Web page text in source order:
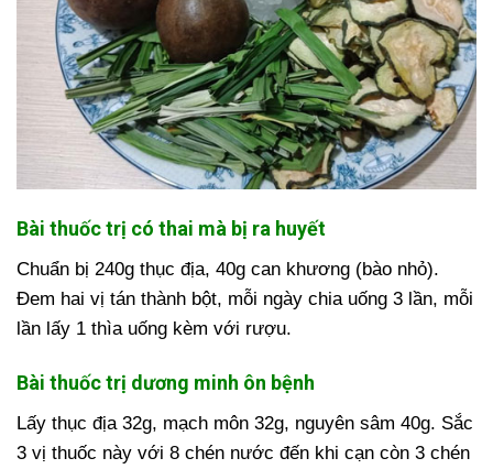
Bài thuốc trị có thai mà bị ra huyết
Chuẩn bị 240g thục địa, 40g can khương (bào nhỏ).
Đem hai vị tán thành bột, mỗi ngày chia uống 3 lần, mỗi
lần lấy 1 thìa uống kèm với rượu.
Bài thuốc trị dương minh ôn bệnh
Lấy thục địa 32g, mạch môn 32g, nguyên sâm 40g. Sắc
3 vị thuốc này với 8 chén nước đến khi cạn còn 3 chén